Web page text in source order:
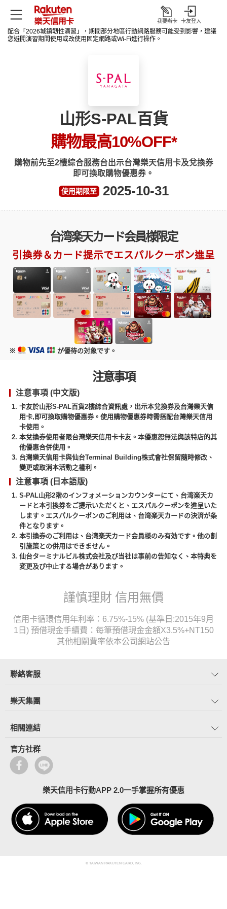
打
開
我要辦卡 卡友登入
配合「2026城鎮韌性演習」，期間部分地區行動網路服務可能受到影響，建議
您避開演習期間使用或改使用固定網路或Wi‑Fi進行操作。
山形S-PAL百貨
購物最高10%OFF*
購物前先至2樓綜合服務台出示台灣樂天信用卡及兌換券
即可換取購物優惠券。
使用期限至 2025-10-31
台湾楽天カード会員様限定
引換券＆カード提示でエスパルクーポン進呈
※ が優待の対象です。
注意事項
注意事項 (中文版)
卡友於山形S-PAL百貨2樓綜合資訊處，出示本兌換券及台灣樂天信
用卡,即可換取購物優惠券。使用購物優惠券時需搭配台灣樂天信用
卡使用。
本兌換券使用者限台灣樂天信用卡卡友。本優惠恕無法與該特店的其
他優惠合併使用。
台灣樂天信用卡與仙台Terminal Building株式會社保留隨時修改、
變更或取消本活動之權利。
注意事項 (日本語版)
S-PAL山形2階のインフォメーションカウンターにて、台湾楽天カ
ードと本引換券をご提示いただくと、エスパルクーポンを進呈いた
します。エスパルクーポンのご利用は、台湾楽天カードの決済が条
件となります。
本引換券のご利用は、台湾楽天カード会員様のみ有効です。他の割
引施策との併用はできません。
仙台ターミナルビル株式会社及び当社は事前の告知なく、本特典を
変更及び中止する場合があります。
謹慎理財 信用無價
信用卡循環信用年利率：6.75%-15% (基準日:2015年9月
1日) 預借現金手續費：每筆預借現金金額X3.5%+NT150
其他相關費率依本公司網站公告
聯絡客服
樂天集團
相關連結
官方社群
樂天信用卡行動APP 2.0一手掌握所有優惠
© TAIWAN RAKUTEN CARD, INC.